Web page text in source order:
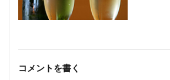
コメントを書く